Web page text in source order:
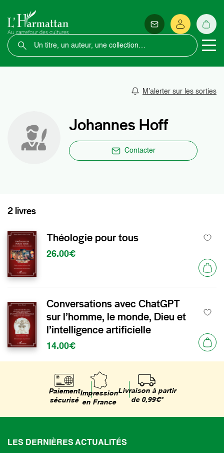
M’alerter sur les sorties
Johannes Hoff
Contacter
2 livres
Théologie pour tous
26.00€
Conversations avec ChatGPT
sur l’homme, le monde, Dieu et
l’intelligence artificielle
14.00€
Paiement
sécurisé
Impression
en France
Livraison à partir
de 0,99€*
LES DERNIÈRES ACTUALITÉS